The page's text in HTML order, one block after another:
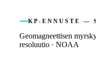
KP-ENNUSTE —
Geomagneettisen
resoluutio · NOAA